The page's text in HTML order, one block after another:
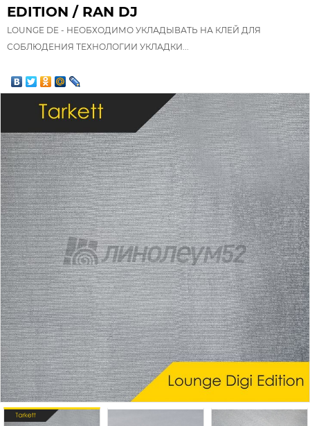
EDITION / RAN DJ
LOUNGE DE - НЕОБХОДИМО УКЛАДЫВАТЬ НА КЛЕЙ ДЛЯ
СОБЛЮДЕНИЯ ТЕХНОЛОГИИ УКЛАДКИ...